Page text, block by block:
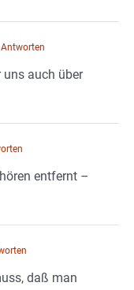
Antworten
uns auch über
entfernt –
daß man